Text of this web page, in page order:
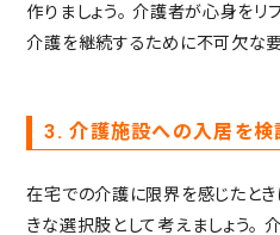
作りましょう。 介護者が心身をリ
介護を継続するために不可欠な要
3. 介護施設への入居を検
在宅での介護に限界を感じたと
きな選択肢として考えましょう。